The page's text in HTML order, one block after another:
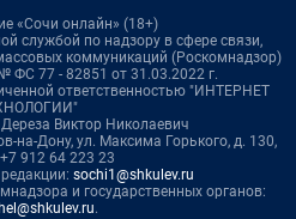
«Сочи онлайн» (18+)
службой по надзору в сфере связи,
коммуникаций (Роскомнадзор)
ФС 77 - 82851 от 31.03.2022 г.
ответственностью "ИНТЕРНЕТ
Виктор Николаевич
на-Дону, ул. Максима Горького, д. 130,
912 64 223 23
sochi1@shkulev.ru
и государственных органов:
.